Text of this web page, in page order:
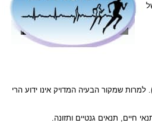
הסובלים) ולחץ דם משני (6%). למרות שמקור הבעיה המדויק אינו ידוע הרי
חיים, תנאים גנטיים ותזונה.